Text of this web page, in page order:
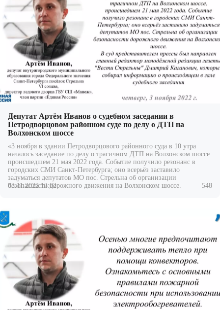
Депутат Артём Иванов о судебном заседании в
Петродворцовом районном суде по делу о ДТП на
Волхонском шоссе
«3 ноября в здании Петродворцового районного суда в 10 утра
началось заседание по делу о трагичном ДТП на Волхонском шоссе
происшедшем 21 мая 2022 года. Событие получило резонанс в
городских СМИ Санкт-Петербурга; оно всерьёз заставило
задуматься депутатов МО пос. Стрельна об организации
безопасности дорожного движения на Волхонском шоссе.
03.11.2022 13:02 548